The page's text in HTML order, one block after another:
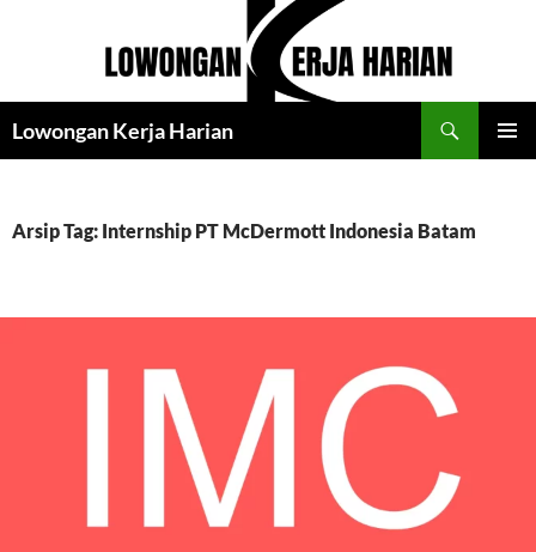
Lowongan Kerja Harian
Arsip Tag: Internship PT McDermott Indonesia Batam